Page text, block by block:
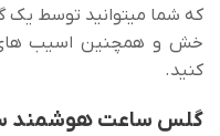
خش و همچنین اسیب های
کنید.
گلس ساعت هوشمند